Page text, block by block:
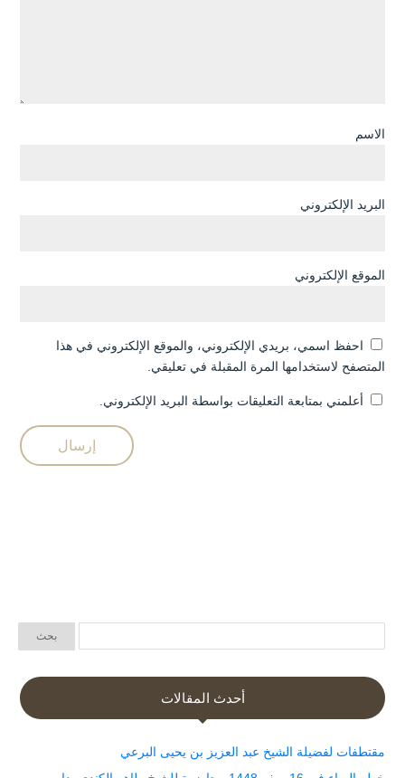
الاسم
البريد الإلكتروني
الموقع الإلكتروني
احفظ اسمي، بريدي الإلكتروني، والموقع الإلكتروني في هذا
المتصفح لاستخدامها المرة المقبلة في تعليقي.
أعلمني بمتابعة التعليقات بواسطة البريد الإلكتروني.
أحدث المقالات
مقتطفات لفضيلة الشيخ عبد العزيز بن يحيى البرعي